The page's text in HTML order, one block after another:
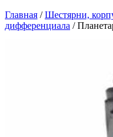
Главная /Шестярни,
дифференциала /